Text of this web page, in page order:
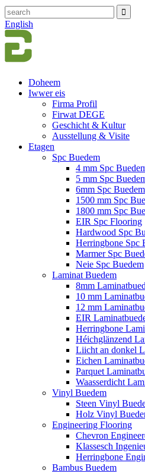
English
Doheem
Iwwer eis
Firma Profil
Firwat DEGE
Geschicht & Kultur
Ausstellung & Visite
Etagen
Spc Buedem
4 mm Spc
5 mm Spc
6mm Spc Buedem
1500 mm Spc
1800 mm Spc
EIR Spc Flooring
Hardwood Spc
Herringbone Spc
Marmer Spc
Neie Spc Buedem
Laminat Buedem
8mm
10 mm
12 mm
EIR
Herringbone
Héichglänzend
Liicht an donkel
Eichen
Parquet
Waasserdicht
Vinyl Buedem
Steen Vinyl
Holz Vinyl
Engineering Flooring
Chevron
Klassesch
Herringbone
Bambus Buedem